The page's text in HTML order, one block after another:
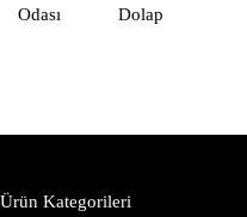
Odası
Dolap
Ürün Kategorileri